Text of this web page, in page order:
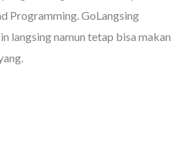
Programming. GoLangsing
langsing namun tetap bisa makan